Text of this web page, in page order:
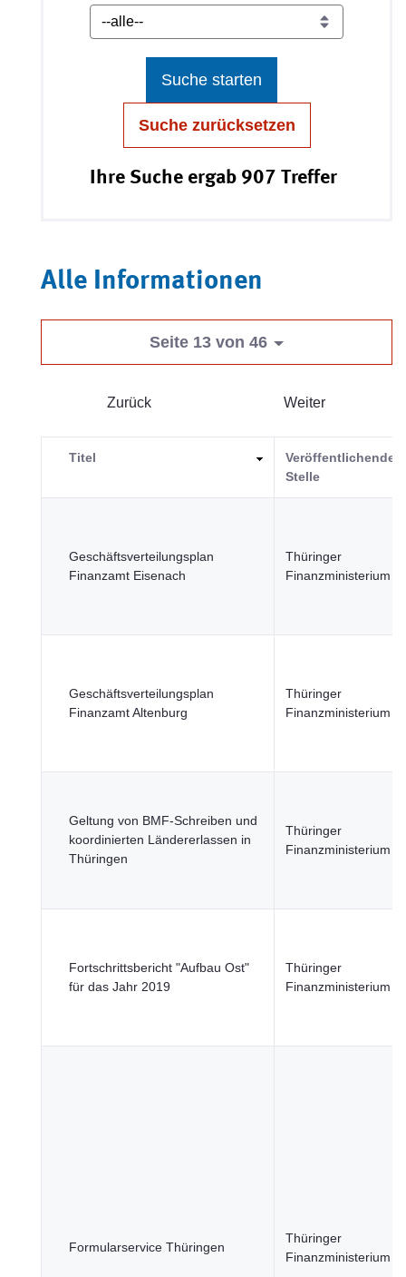
Suche starten
Suche zurücksetzen
Ihre Suche ergab 907 Treffer
Alle Informationen
Seite 13 von 46
Zurück Weiter
Titel
Veröffentlichende
Stelle
Geschäftsverteilungsplan
Finanzamt Eisenach
Thüringer
Finanzministerium
Geschäftsverteilungsplan
Finanzamt Altenburg
Thüringer
Finanzministerium
Geltung von BMF-Schreiben und
koordinierten Ländererlassen in
Thüringen
Thüringer
Finanzministerium
Fortschrittsbericht "Aufbau Ost"
für das Jahr 2019
Thüringer
Finanzministerium
Formularservice Thüringen
Thüringer
Finanzministerium